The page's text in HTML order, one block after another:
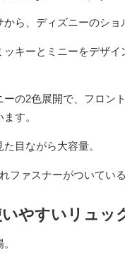
ら、ディズニーのショ
ッキーとミニーをデザ
ーの2色展開で、フロン
す。
目ながら大容量。
ファスナーがついてい
やすいリュッ